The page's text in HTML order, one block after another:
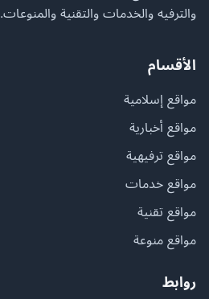
والترفيه والخدمات والتقنية والمنوعات.
الأقسام
مواقع إسلامية
مواقع أخبارية
مواقع ترفيهية
مواقع خدمات
مواقع تقنية
مواقع منوعة
روابط